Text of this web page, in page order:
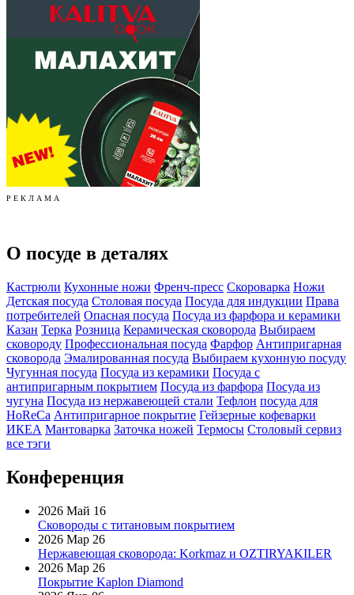
Р Е К Л А М А
О посуде в деталях
Кастрюли Кухонные ножи Френч-пресс Скороварка Ножи
Детская посуда Столовая посуда Посуда для индукции Права
потребителей Опасная посуда Посуда из фарфора и керамики
Казан Терка Розница Керамическая сковорода Выбираем
сковороду Профессиональная посуда Фарфор Антипригарная
сковорода Эмалированная посуда Выбираем кухонную посуду
Чугунная посуда Посуда из керамики Посуда с
антипригарным покрытием Посуда из фарфора Посуда из
чугуна Посуда из нержавеющей стали Тефлон посуда для
HoReCa Антипригарное покрытие Гейзерные кофеварки
ИКЕА Мантоварка Заточка ножей Термосы Столовый сервиз
все тэги
Конференция
2026 Май 16
Сковороды с титановым покрытием
2026 Мар 26
Нержавеющая сковорода: Korkmaz и OZTIRYAKILER
2026 Мар 26
Покрытие Kaplon Diamond